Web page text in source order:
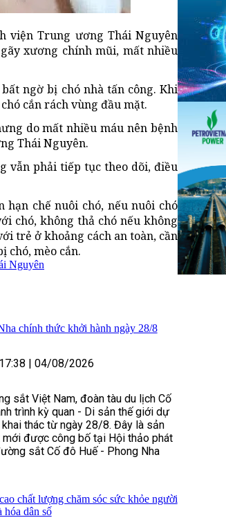
viện Trung ương Thái Nguyên
xương chính mũi, mất nhiều
ngờ bị chó nhà tấn công. Khi
cắn rách vùng đầu mặt.
do mất nhiều máu nên bệnh
Thái Nguyên.
vẫn phải tiếp tục theo dõi, điều
hạn chế nuôi chó, nếu nuôi chó
chó, không thả chó nếu không
trẻ ở khoảng cách an toàn, cần
chó, mèo cắn.
Nguyên
chính thức khởi hành ngày 28/8
04/08/2026
sắt Việt Nam, đoàn tàu du lịch Cố
trình kỳ quan - Di sản thế giới dự
thác từ ngày 28/8. Đây là sản
được công bố tại Hội thảo phát
sắt Cố đô Huế - Phong Nha
chất lượng chăm sóc sức khỏe người
hóa dân số